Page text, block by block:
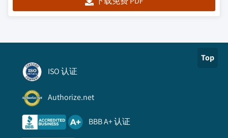
Top
ISO 认证
Authorize.net
BBB A+ 认证